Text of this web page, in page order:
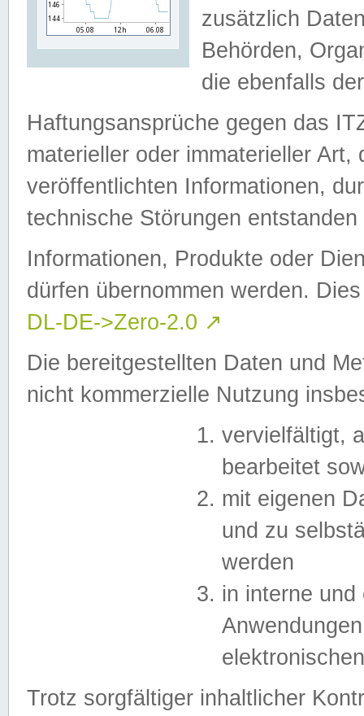
zusätzlich
Behörden,
die ebenfalls
Haftungsansprüche gegen das
materieller oder immaterieller
veröffentlichten Informationen,
technische Störungen
Informationen, Produkte oder
dürfen übernommen werden.
DL-DE->Zero-2.0 ↗
Die bereitgestellten Daten und
nicht kommerzielle Nutzung
vervielfältigt,
bearbeitet
mit eigenen
und zu
werden
in interne
Trotz sorgfältiger inhaltlicher